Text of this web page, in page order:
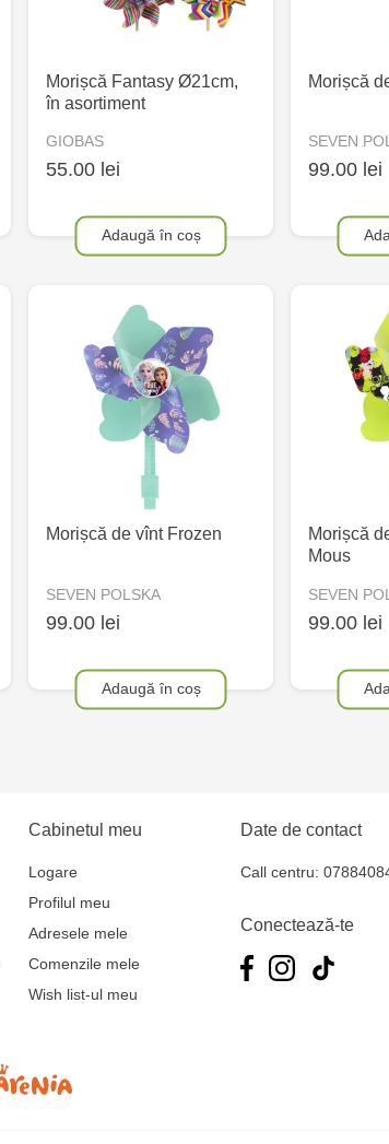
Morișcă Fantasy Ø21cm,
în asortiment
GIOBAS
55.00 lei
Adaugă în coș
Morișcă
SEVEN
99.00 lei
Morișcă de vînt Frozen
SEVEN POLSKA
99.00 lei
Adaugă în coș
Morișcă
Mous
SEVEN
99.00 lei
Cabinetul meu
Logare
Profilul meu
Adresele mele
Comenzile mele
Wish list-ul meu
Date de contact
Call centru:
Conectează-te